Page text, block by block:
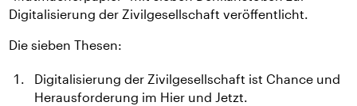
Digitalisierung der Zivilgesellschaft veröffentlicht.
Die sieben Thesen:
Digitalisierung der Zivilgesellschaft ist Chance und
Herausforderung im Hier und Jetzt.